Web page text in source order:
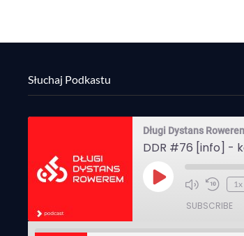
Słuchaj Podkastu
Długi Dystans
Play
1x
SUBSCRIBE